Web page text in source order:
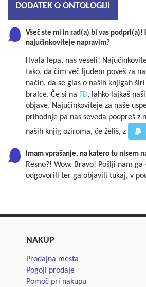
DODATEK O ONTOLOGIJI
Všeč ste mi in rad(a) bi vas podprl(a)!
najučinkoviteje napravim?
Hvala lepa, nas veseli!
tako, da čim več ljudem poveš za
način, da se glas o naših knjigah
bralce. Če si na FB, lahko lajkaš
objave. Najučinkoviteje za naše
prihodnje pa nas seveda podpreš z
naših knjig oziroma, če želiš, z
Imam vprašanje, na katero tu nisem
Resno?! Wow. Bravo! Pošlji nam
odgovorili ter ga objavili tukaj, v
NAKUP
Prodajna mesta
Pogoji prodaje
Pomoč pri nakupu